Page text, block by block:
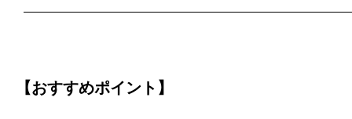
【おすすめポイント】